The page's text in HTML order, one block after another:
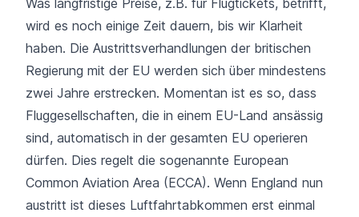
wird es noch einige Zeit dauern, bis wir Klarheit
haben. Die Austrittsverhandlungen der britischen
Regierung mit der EU werden sich über mindestens
zwei Jahre erstrecken. Momentan ist es so, dass
Fluggesellschaften, die in einem EU-Land ansässig
sind, automatisch in der gesamten EU operieren
dürfen. Dies regelt die sogenannte European
Common Aviation Area (ECCA). Wenn England nun
austritt ist dieses Luftfahrtabkommen erst einmal